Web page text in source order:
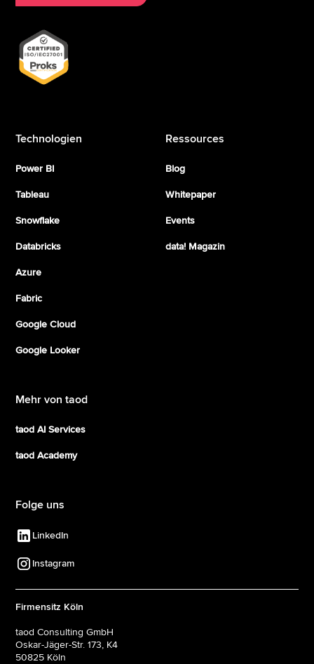
Technologien
Power BI
Tableau
Snowflake
Databricks
Azure
Fabric
Google Cloud
Google Looker
Ressources
Blog
Whitepaper
Events
data! Magazin
Mehr von taod
taod AI Services
taod Academy
Folge uns
LinkedIn
Instagram
Firmensitz Köln
taod Consulting GmbH
Oskar-Jäger-Str. 173, K4
50825 Köln